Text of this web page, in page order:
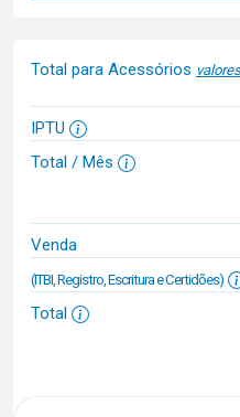
Total para Acessórios
IPTU
Total / Mês
Venda
(ITBI, Registro, Escritura e Certidões)
Total